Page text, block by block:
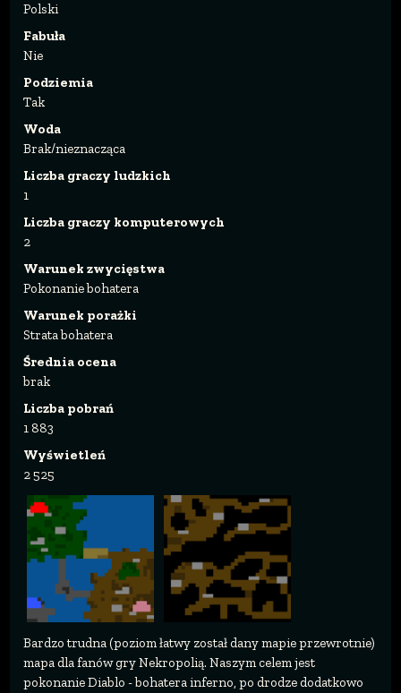
Polski
Fabuła
Nie
Podziemia
Tak
Woda
Brak/nieznacząca
Liczba graczy ludzkich
1
Liczba graczy komputerowych
2
Warunek zwycięstwa
Pokonanie bohatera
Warunek porażki
Strata bohatera
Średnia ocena
brak
Liczba pobrań
1 883
Wyświetleń
2 525
Bardzo trudna (poziom łatwy został dany mapie przewrotnie)
mapa dla fanów gry Nekropolią. Naszym celem jest
pokonanie Diablo - bohatera inferno, po drodze dodatkowo